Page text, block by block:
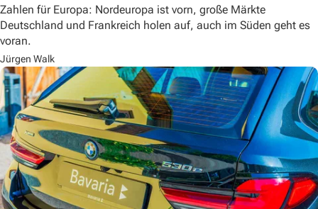
Zahlen für Europa: Nordeuropa ist vorn, große Märkte
Deutschland und Frankreich holen auf, auch im Süden geht es
voran.
Jürgen Walk